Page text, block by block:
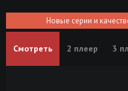
Новые серии и
Смотреть 2 плеер 3